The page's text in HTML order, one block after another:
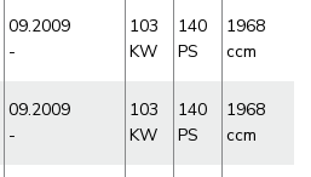
09.2009
-
103
KW
140
PS
1968
ccm
09.2009
-
103
KW
140
PS
1968
ccm